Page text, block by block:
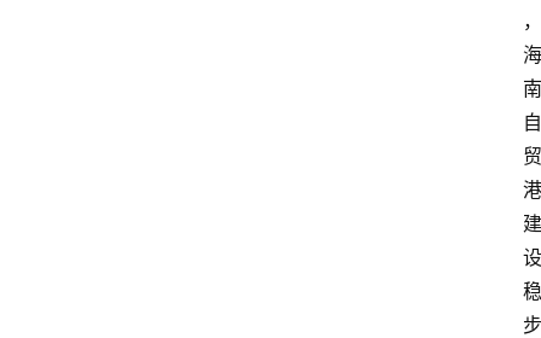
，
海
南
自
贸
港
建
设
稳
步